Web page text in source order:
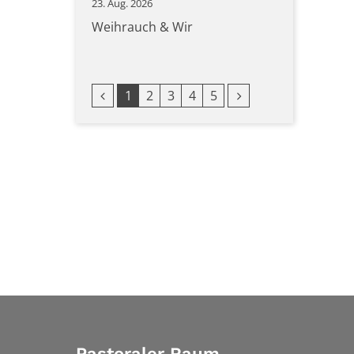
23. Aug. 2026
Weihrauch & Wir
Vorherige Seite
1 2 3 4 5 Nächste Seite